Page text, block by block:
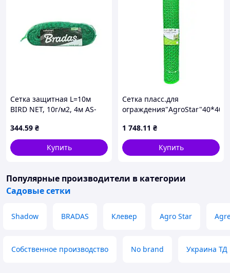
Сетка защитная L=10м
BIRD NET, 10г/м2, 4м AS-
BRADAS
344.59 ₴
Купить
Сетка пласс.для
1 748.11 ₴
Купить
Популярные производители в категории
Садовые сетки
Shadow BRADAS Клевер Agro Star
Собственное производство No brand Украина ТД